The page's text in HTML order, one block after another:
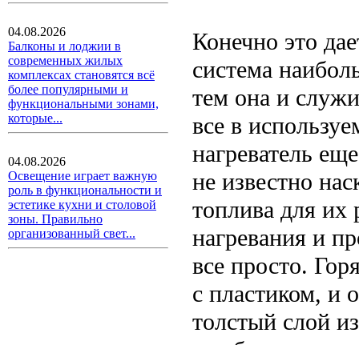
04.08.2026
Балконы и лоджии в
современных жилых
комплексах становятся всё
более популярными и
функциональными зонами,
которые...
04.08.2026
Освещение играет важную
роль в функциональности и
эстетике кухни и столовой
зоны. Правильно
организованный свет...
Конечно это
система
тем она и
все в
нагреватель
не известно
топлива для
нагревания и
все просто.
с пластиком, и
толстый слой